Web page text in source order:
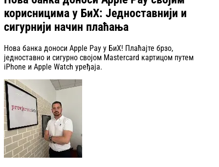
корисницима у БиХ: Једноставнији и
сигурнији начин плаћања
Нова банка доноси Apple Pay у БиХ! Плаћајте брзо,
једноставно и сигурно својом Mastercard картицом путем
iPhone и Apple Watch уређаја.